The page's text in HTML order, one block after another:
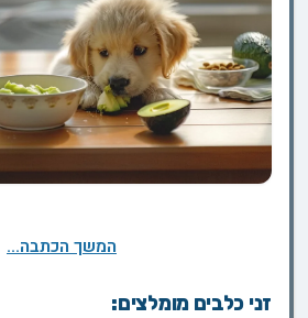
המשך הכתבה...
זני כלבים מומלצים: